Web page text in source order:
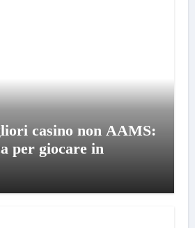
casino non AAMS:
per giocare in